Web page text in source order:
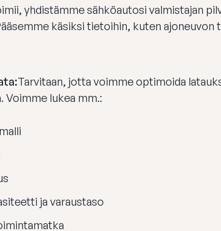
yhdistämme sähköautosi valmistajan
käsiksi tietoihin, kuten ajoneuvon
Tarvitaan, jotta voimme optimoida
Voimme lukea mm.:
ja varaustaso